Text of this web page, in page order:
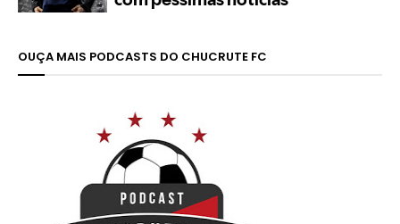
OUÇA MAIS PODCASTS DO CHUCRUTE FC